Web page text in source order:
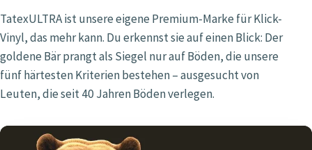
TatexULTRA ist unsere eigene Premium-Marke für Klick-
Vinyl, das mehr kann. Du erkennst sie auf einen Blick: Der
goldene Bär prangt als Siegel nur auf Böden, die unsere
fünf härtesten Kriterien bestehen – ausgesucht von
Leuten, die seit 40 Jahren Böden verlegen.